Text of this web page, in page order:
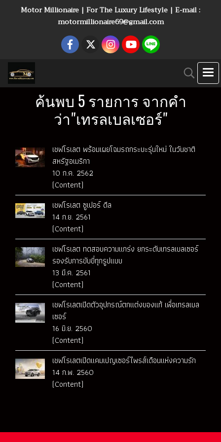
Motor Millionaire | For The Luxury Lifestyle | E-mail :
motormillionaire69@gmail.com
ค้นพบ 5 รายการ จากคำ
ว่า"เทรลเบลเซอร์"
เชฟโรเลต พร้อมเผยโฉมรถกระบะรุ่นใหม่ ในวันชาติ
สหรัฐอเมริกา
10 ก.ค. 2562
(Content)
เชฟโรเลต ซูเปอร์ ดีล
14 ก.ย. 2561
(Content)
เชฟโรเลต ทดสอบความแกร่ง ยกระดับเทรลเบลเซอร์
รองรับการขับขี่ทุกรูปแบบ
13 มี.ค. 2561
(Content)
เชฟโรเลตเปิดตัวอุปกรณ์ตกแต่งของแท้ เพื่อเทรลเบล
เซอร์
16 มิ.ย. 2560
(Content)
เชฟโรเลตเปิดแคมเปญเซอร์ไพรส์เดือนแห่งความรัก
14 ก.พ. 2560
(Content)